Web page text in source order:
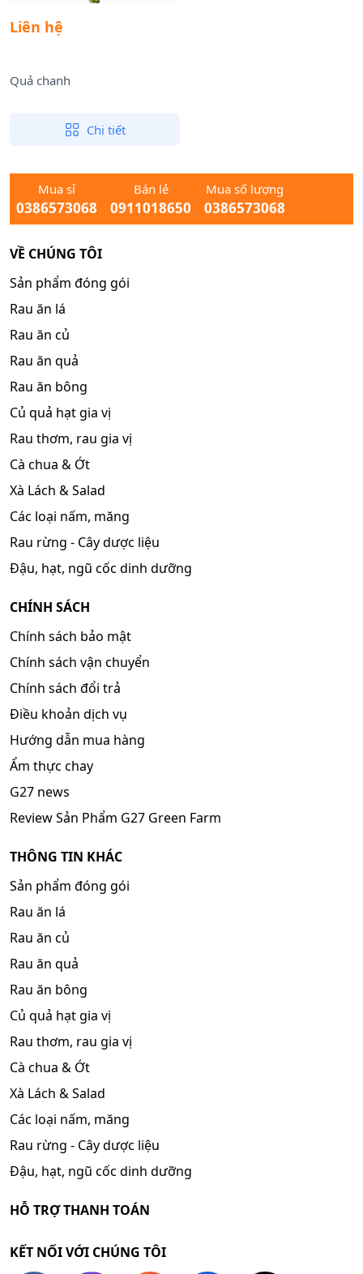
Liên hệ
Quả chanh
Chi tiết
Mua sỉ
0386573068
Bán lẻ
0911018650
Mua số lượng
0386573068
VỀ CHÚNG TÔI
Sản phẩm đóng gói
Rau ăn lá
Rau ăn củ
Rau ăn quả
Rau ăn bông
Củ quả hạt gia vị
Rau thơm, rau gia vị
Cà chua & Ớt
Xà Lách & Salad
Các loại nấm, măng
Rau rừng - Cây dược liệu
Đậu, hạt, ngũ cốc dinh dưỡng
CHÍNH SÁCH
Chính sách bảo mật
Chính sách vận chuyển
Chính sách đổi trả
Điều khoản dịch vụ
Hướng dẫn mua hàng
Ẩm thực chay
G27 news
Review Sản Phẩm G27 Green Farm
THÔNG TIN KHÁC
Sản phẩm đóng gói
Rau ăn lá
Rau ăn củ
Rau ăn quả
Rau ăn bông
Củ quả hạt gia vị
Rau thơm, rau gia vị
Cà chua & Ớt
Xà Lách & Salad
Các loại nấm, măng
Rau rừng - Cây dược liệu
Đậu, hạt, ngũ cốc dinh dưỡng
HỖ TRỢ THANH TOÁN
KẾT NỐI VỚI CHÚNG TÔI